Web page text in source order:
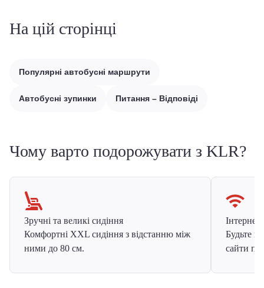
На цій сторінці
Популярні автобусні маршрути
Автобусні зупинки Питання – Відповіді
Чому варто подорожувати з KLR?
Зручні та великі сидіння
Комфортні XXL сидіння з відстанню між
ними до 80 см.
Інтернет
Будьте
сайти